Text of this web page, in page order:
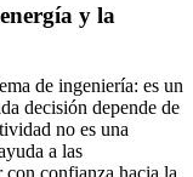
y la
de ingeniería: es un
decisión depende de
no es una
a las
con confianza hacia la